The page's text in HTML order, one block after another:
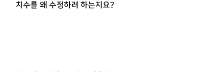
치수를 왜 수정하려 하는지요?